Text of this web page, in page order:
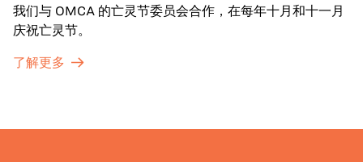
我们与 OMCA 的亡灵节委员会合作，在每年十月和十一月
庆祝亡灵节。
了解更多